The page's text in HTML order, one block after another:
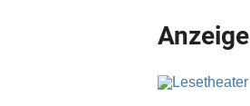
Anzeige